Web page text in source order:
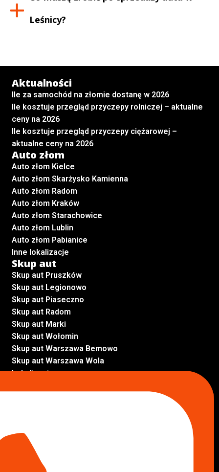
Leśnicy?
Aktualności
Ile za samochód na złomie dostanę w 2026
Ile kosztuje przegląd przyczepy rolniczej – aktualne
ceny na 2026
Ile kosztuje przegląd przyczepy ciężarowej –
aktualne ceny na 2026
Auto złom
Auto złom Kielce
Auto złom Skarżysko Kamienna
Auto złom Radom
Auto złom Kraków
Auto złom Starachowice
Auto złom Lublin
Auto złom Pabianice
Inne lokalizacje
Skup aut
Skup aut Pruszków
Skup aut Legionowo
Skup aut Piaseczno
Skup aut Radom
Skup aut Marki
Skup aut Wołomin
Skup aut Warszawa Bemowo
Skup aut Warszawa Wola
Lokalizacje
Komis samochodowy Radom
Komis samochodowy Płock
Komis samochodowy Opole
Komis samochodowy Lublin